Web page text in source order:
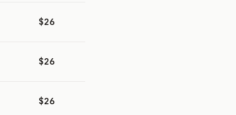
$26
$26
$26